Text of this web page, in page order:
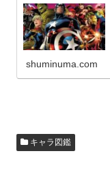
shuminuma.com
キャラ図鑑